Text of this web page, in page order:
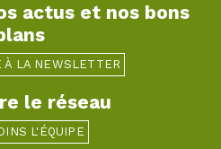
actus et nos bons
À LA NEWSLETTER
le réseau
L'ÉQUIPE